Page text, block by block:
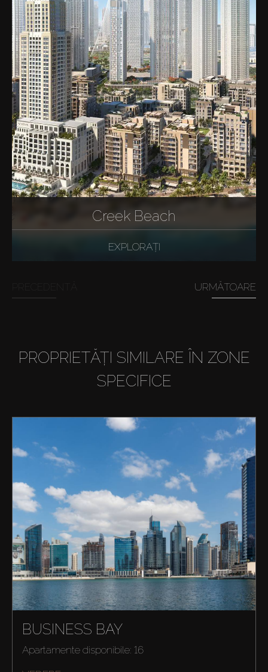
Creek Beach
EXPLORAȚI
URMĂTOARE
PROPRIETĂȚI SIMILARE ÎN ZONE
SPECIFICE
BUSINESS BAY
Apartamente disponibile: 16